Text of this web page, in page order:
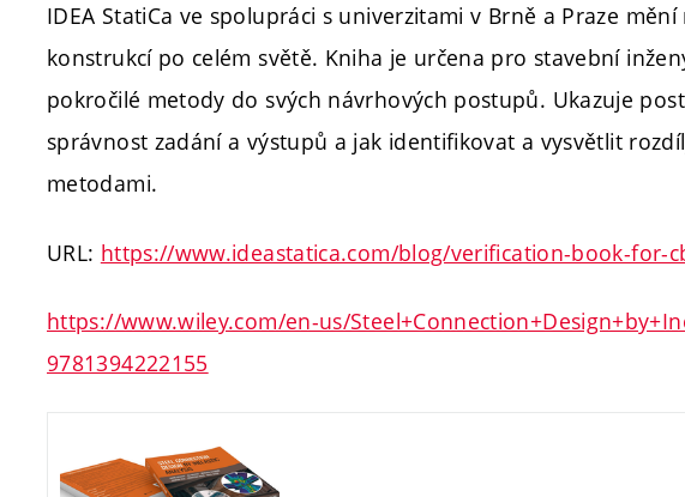
IDEA StatiCa ve spolupráci s univerzitami v Brně a Praze
konstrukcí po celém světě. Kniha je určena pro stavební
pokročilé metody do svých návrhových postupů. Ukazuje
správnost zadání a výstupů a jak identifikovat a vysvětlit
metodami.
URL: https://www.ideastatica.com/blog/verification-book-for-
https://www.wiley.com/en-us/
9781394222155